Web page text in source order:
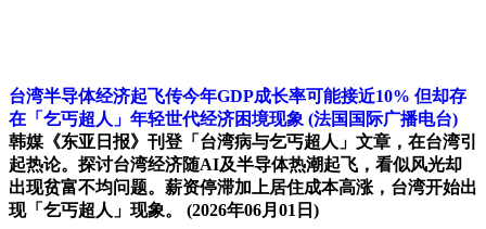
台湾半导体经济起飞传今年GDP成长率可能接近10% 但却存
在「乞丐超人」年轻世代经济困境现象 (法国国际广播电台)
韩媒《东亚日报》刊登「台湾病与乞丐超人」文章，在台湾引
起热论。探讨台湾经济随AI及半导体热潮起飞，看似风光却
出现贫富不均问题。薪资停滞加上居住成本高涨，台湾开始出
现「乞丐超人」现象。 (2026年06月01日)